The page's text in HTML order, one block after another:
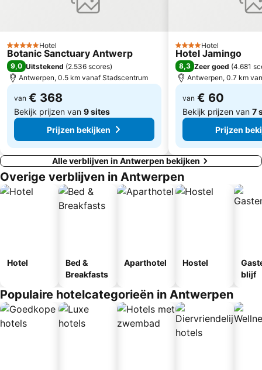
Provinciedomein Kessel-Lo
Petit Sablon
Sint-Annatunnel
Basilique du Sacré-coeur ou de Koekelberg
5 SterrenHotel
Botanic Sanctuary Antwerp
9,0 Uitstekend (2.536 scores)
Antwerpen, 0.5 km vanaf Stadscentrum
van € 368
Bekijk prijzen van 9 sites
Prijzen bekijken
4 SterrenHotel
Hotel Jamingo
8,3 Zeer goed (4.681
Antwerpen, 0.7 km
van € 60
Bekijk prijzen van 7
Prijzen
Alle verblijven in Antwerpen bekijken
Overige verblijven in Antwerpen
Hotel
Bed &
Breakfasts
Aparthotel Hostel
blijf
Populaire hotelcategorieën in Antwerpen